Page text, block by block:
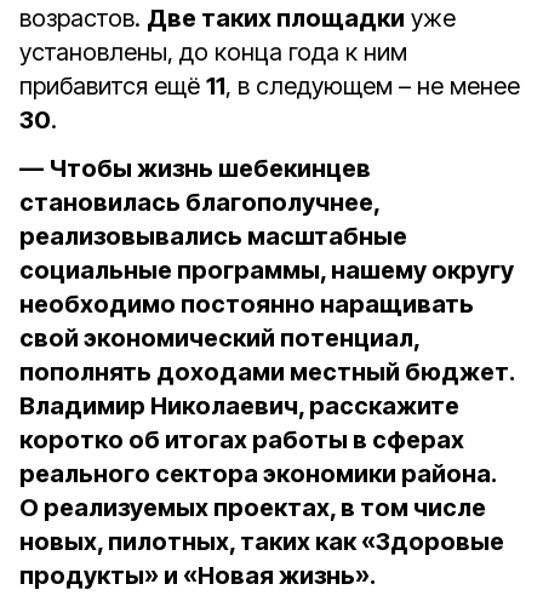
возрастов. Две таких площадки уже
установлены, до конца года к ним
прибавится ещё 11, в следующем – не менее
30.
— Чтобы жизнь шебекинцев
становилась благополучнее,
реализовывались масштабные
социальные программы, нашему округу
необходимо постоянно наращивать
свой экономический потенциал,
пополнять доходами местный бюджет.
Владимир Николаевич, расскажите
коротко об итогах работы в сферах
реального сектора экономики района.
О реализуемых проектах, в том числе
новых, пилотных, таких как «Здоровые
продукты» и «Новая жизнь».